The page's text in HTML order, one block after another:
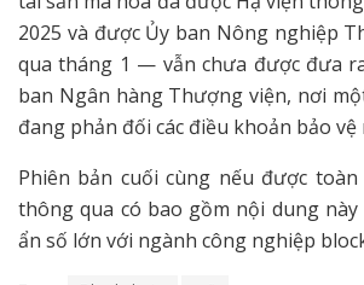
2025 và được Ủy ban Nông nghiệp
qua tháng 1 — vẫn chưa được đưa
ban Ngân hàng Thượng viện, nơi
đang phản đối các điều khoản bảo
Phiên bản cuối cùng nếu được
thông qua có bao gồm nội dung
ẩn số lớn với ngành công nghiệp